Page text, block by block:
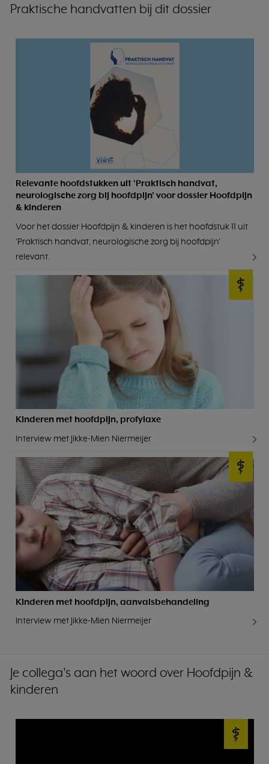
Praktische handvatten bij dit dossier
Relevante hoofdstukken uit 'Praktisch handvat,
neurologische zorg bij hoofdpijn' voor dossier Hoofdpijn
& kinderen
Voor het dossier Hoofdpijn & kinderen is het hoofdstuk 11 uit
'Praktisch handvat, neurologische zorg bij hoofdpijn'
relevant.
Kinderen met hoofdpijn, profylaxe
Interview met Jikke-Mien Niermeijer
Kinderen met hoofdpijn, aanvalsbehandeling
Interview met Jikke-Mien Niermeijer
Je collega's aan het woord over Hoofdpijn &
kinderen